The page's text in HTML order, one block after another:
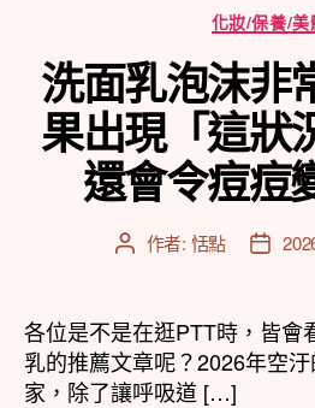
分
類
化妝/保養/美
洗面乳泡沫非
果出現「這狀
還會令痘痘
文
者
作者: 恬點
文
佈
日
期
各位是不是在逛PTT時，皆會
乳的推薦文章呢？2026年空
家，除了讓呼吸道 […]